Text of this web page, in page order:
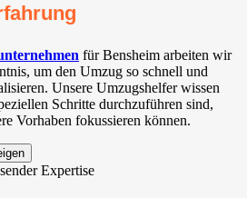
für Bensheim arbeiten wir
um den Umzug so schnell und
Unsere Umzugshelfer wissen
Schritte durchzuführen sind,
Vorhaben fokussieren können.